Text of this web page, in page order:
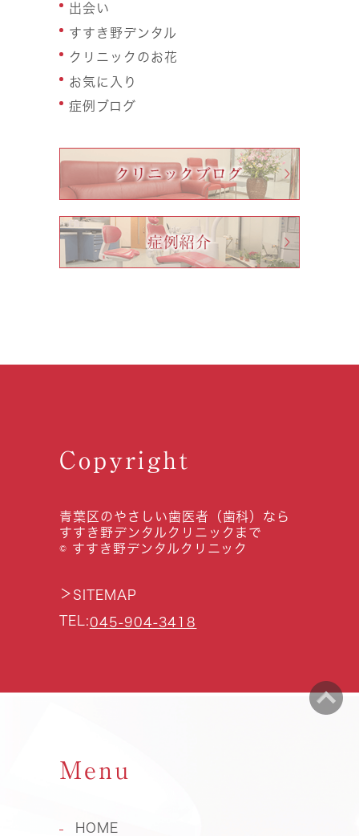
出会い
すすき野デンタル
クリニックのお花
お気に入り
症例ブログ
Copyright
青葉区のやさしい歯医者（歯科）なら
すすき野デンタルクリニックまで
© すすき野デンタルクリニック
＞ SITEMAP
TEL:045-904-3418
Menu
HOME